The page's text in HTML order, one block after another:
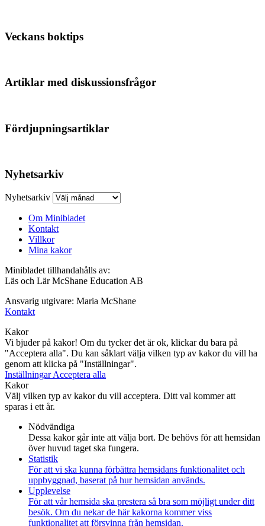
Veckans boktips
Artiklar med diskussionsfrågor
Fördjupningsartiklar
Nyhetsarkiv
Nyhetsarkiv
Om Minibladet
Kontakt
Villkor
Mina kakor
Minibladet tillhandahålls av:
Läs och Lär McShane Education AB
Ansvarig utgivare: Maria McShane
Kontakt
Kakor
Vi bjuder på kakor! Om du tycker det är ok, klickar du bara på
"Acceptera alla". Du kan såklart välja vilken typ av kakor du vill ha
genom att klicka på "Inställningar".
InställningarAcceptera alla
Kakor
Välj vilken typ av kakor du vill acceptera. Ditt val kommer att
sparas i ett år.
Nödvändiga
Dessa kakor går inte att välja bort. De behövs för att hemsidan
över huvud taget ska fungera.
Statistik
För att vi ska kunna förbättra hemsidans funktionalitet och
uppbyggnad, baserat på hur hemsidan används.
Upplevelse
För att vår hemsida ska prestera så bra som möjligt under ditt
besök. Om du nekar de här kakorna kommer viss
funktionalitet att försvinna från hemsidan.